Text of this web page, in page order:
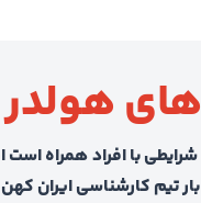
با افراد همراه
تیم کارشناسی ایران